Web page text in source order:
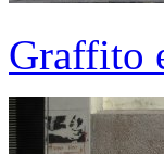
Graffito